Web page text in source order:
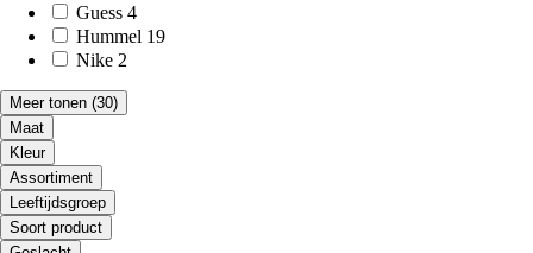
Guess 4
Hummel 19
Nike 2
Meer tonen (30)
Maat
Kleur
Assortiment
Leeftijdsgroep
Soort product